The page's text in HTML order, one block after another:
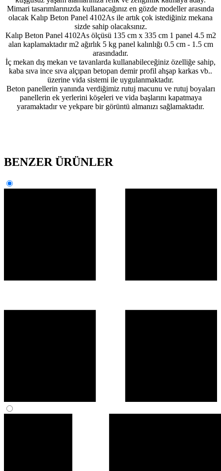
Mimari tasarımlarınızda kullanacağınız en gözde modeller arasında
olacak Kalıp Beton Panel 4102As ile artık çok istediğiniz mekana
sizde sahip olacaksınız.
Kalıp Beton Panel 4102As ölçüsü 135 cm x 335 cm 1 panel 4.5 m2
alan kaplamaktadır m2 ağırlık 5 kg panel kalınlığı 0.5 cm - 1.5 cm
arasındadır.
İç mekan dış mekan ve tavanlarda kullanabileceğiniz özelliğe sahip,
kaba sıva ince sıva alçıpan betopan demir profil ahşap karkas vb..
üzerine vida sistemi ile uygulanmaktadır.
Beton panellerin yanında verdiğimiz rutuj macunu ve rutuj boyaları
panellerin ek yerlerini köşeleri ve vida başlarını kapatmaya
yaramaktadır ve yekpare bir görüntü almanızı sağlamaktadır.
BENZER ÜRÜNLER